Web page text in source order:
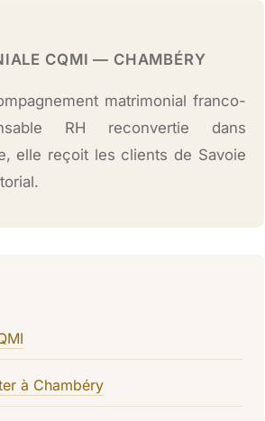
CQMI — CHAMBÉRY
matrimonial franco-
RH reconvertie dans
elle reçoit les clients de Savoie
à Chambéry